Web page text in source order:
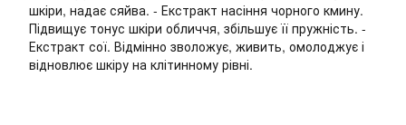
шкіри, надає сяйва. - Екстракт насіння чорного кмину.
Підвищує тонус шкіри обличчя, збільшує її пружність. -
Екстракт сої. Відмінно зволожує, живить, омолоджує і
відновлює шкіру на клітинному рівні.